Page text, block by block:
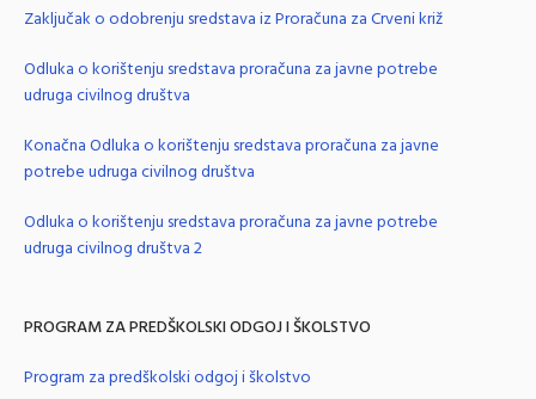
Zaključak o odobrenju sredstava iz Proračuna za Crveni križ
Odluka o korištenju sredstava proračuna za javne potrebe
udruga civilnog društva
Konačna Odluka o korištenju sredstava proračuna za javne
potrebe udruga civilnog društva
Odluka o korištenju sredstava proračuna za javne potrebe
udruga civilnog društva 2
PROGRAM ZA PREDŠKOLSKI ODGOJ I ŠKOLSTVO
Program za predškolski odgoj i školstvo